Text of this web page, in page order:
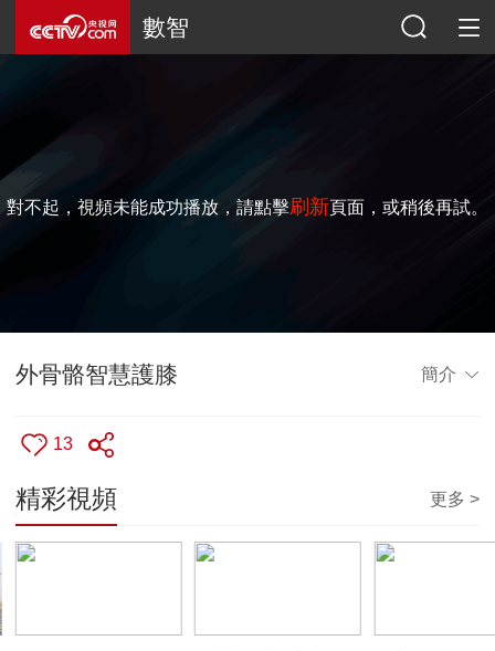
數智
對不起，視頻未能成功播放，請點擊刷新頁面，或稍後再試。
外骨骼智慧護膝 簡介
13
精彩視頻 更多 >